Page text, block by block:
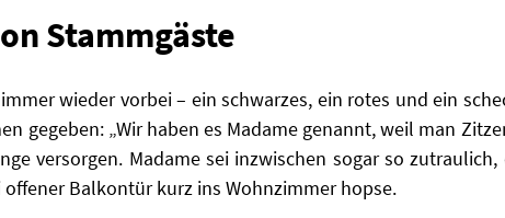
Stammgäste
wieder vorbei – ein schwarzes, ein rotes und ein
gegeben: „Wir haben es Madame genannt, weil man
versorgen. Madame sei inzwischen sogar so
offener Balkontür kurz ins Wohnzimmer hopse.